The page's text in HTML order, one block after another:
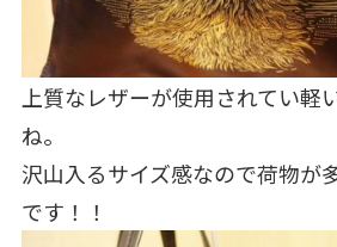
上質なレザーが使用されてい軽
ね。
沢山入るサイズ感なので荷物が
です！！